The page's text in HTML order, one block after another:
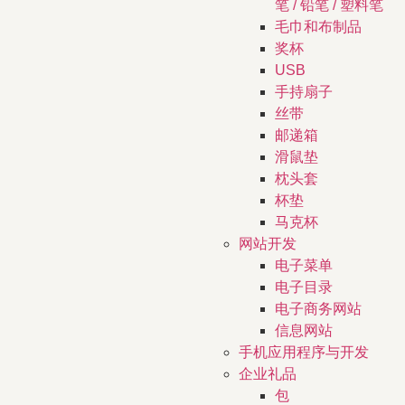
笔 / 铅笔 / 塑料笔
毛巾和布制品
奖杯
USB
手持扇子
丝带
邮递箱
滑鼠垫
枕头套
杯垫
马克杯
网站开发
电子菜单
电子目录
电子商务网站
信息网站
手机应用程序与开发
企业礼品
包